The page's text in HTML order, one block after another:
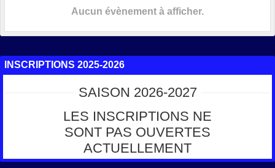
Aucun évènement à afficher.
INSCRIPTIONS 2025-2026
SAISON 2026-2027
LES INSCRIPTIONS NE
SONT PAS OUVERTES
ACTUELLEMENT